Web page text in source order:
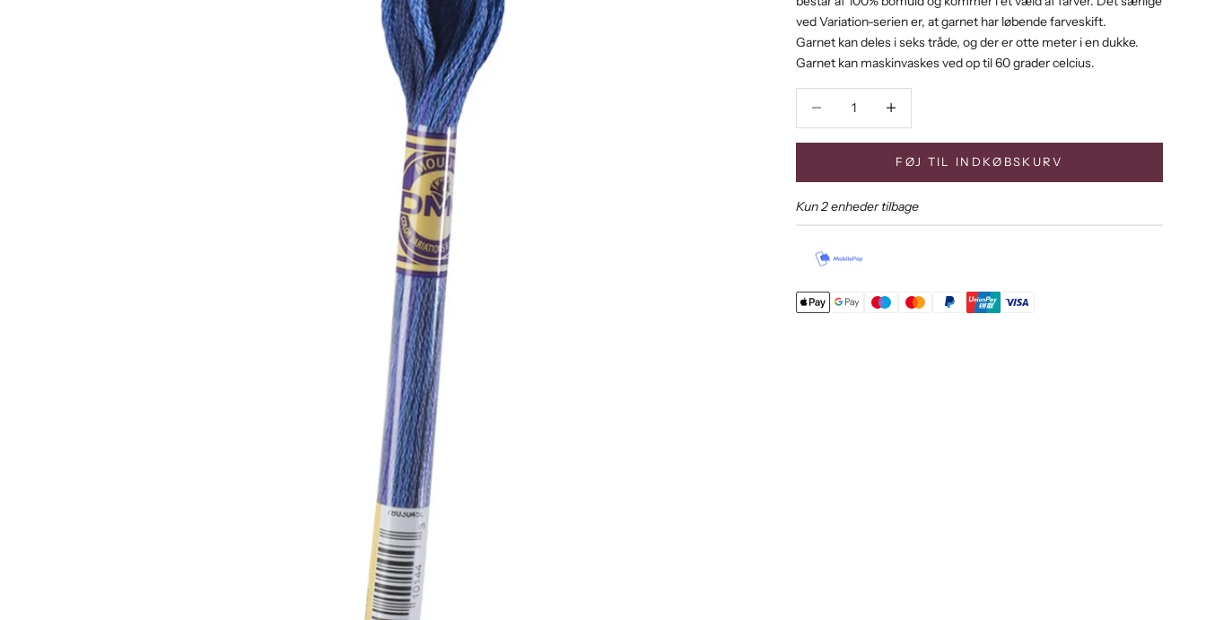
ved Variation-serien er, at garnet har løbende farveskift.
Garnet kan deles i seks tråde, og der er otte meter i en dukke.
Garnet kan maskinvaskes ved op til 60 grader celcius.
FØJ TIL INDKØBSKURV
Kun 2 enheder tilbage